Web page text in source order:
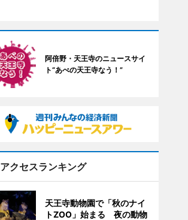
阿倍野・天王寺のニュースサイ
ト“あべの天王寺なう！”
アクセスランキング
天王寺動物園で「秋のナイ
トZOO」始まる 夜の動物